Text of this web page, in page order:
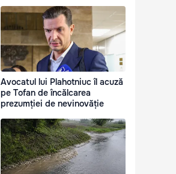
Avocatul lui Plahotniuc îl acuză
pe Tofan de încălcarea
prezumției de nevinovăție